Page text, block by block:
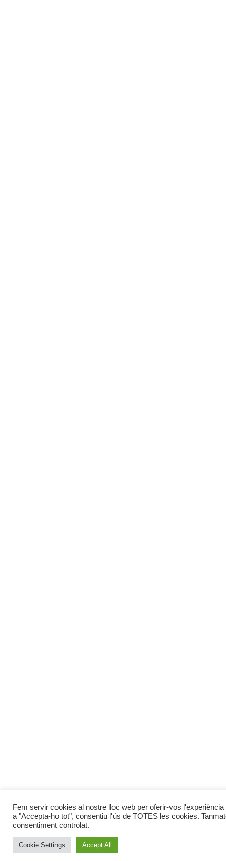
Fem servir cookies al nostre lloc web per oferir-vos
a "Accepta-ho tot", consentiu l'ús de TOTES les cookies.
consentiment controlat.
Cookie Settings Accept All